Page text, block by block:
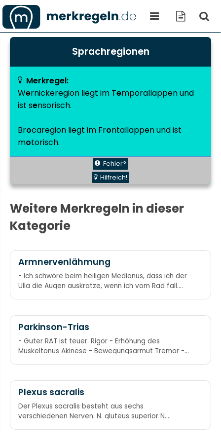
Sprachregionen
Merkregel:
Wernickeregion liegt im Temporallappenund
ist sensorisch.
Brocaregion liegt im Frontallappenund ist
motorisch.
Fehler?
Hilfreich!
Weitere Merkregeln in dieser
Kategorie
Armnervenlähmung
- Ich schwöre beim heiligen Medianus, dass ich der
Ulla die Augen auskratze, wenn ich vom Rad fall.
Parkinson-Trias
- Guter RAT ist teuer. Rigor - Erhöhung des
Muskeltonus Akinese - Bewegungsarmut Tremor -
Plexus sacralis
Der Plexus sacralis besteht aus sechs
verschiedenen Nerven. N. gluteus superior N.